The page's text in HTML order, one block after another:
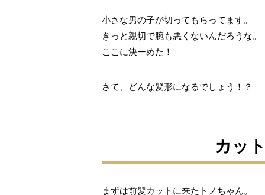
小さな男の子が切ってもらってます。
きっと親切で腕も悪くないんだろうな。
ここに決ーめた！
さて、どんな髪形になるでしょう！？
カッ
まずは前髪カットに来たトノちゃん。